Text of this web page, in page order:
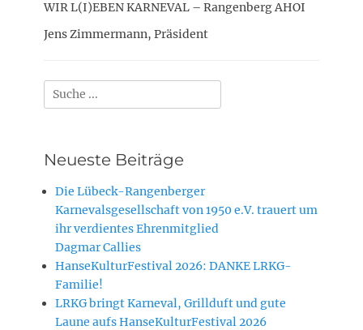
WIR L(I)EBEN KARNEVAL – Rangenberg AHOI
Jens Zimmermann, Präsident
Suchen
nach:
Neueste Beiträge
Die Lübeck-Rangenberger
Karnevalsgesellschaft von 1950 e.V. trauert um
ihr verdientes Ehrenmitglied
Dagmar Callies
HanseKulturFestival 2026: DANKE LRKG-
Familie!
LRKG bringt Karneval, Grillduft und gute
Laune aufs HanseKulturFestival 2026